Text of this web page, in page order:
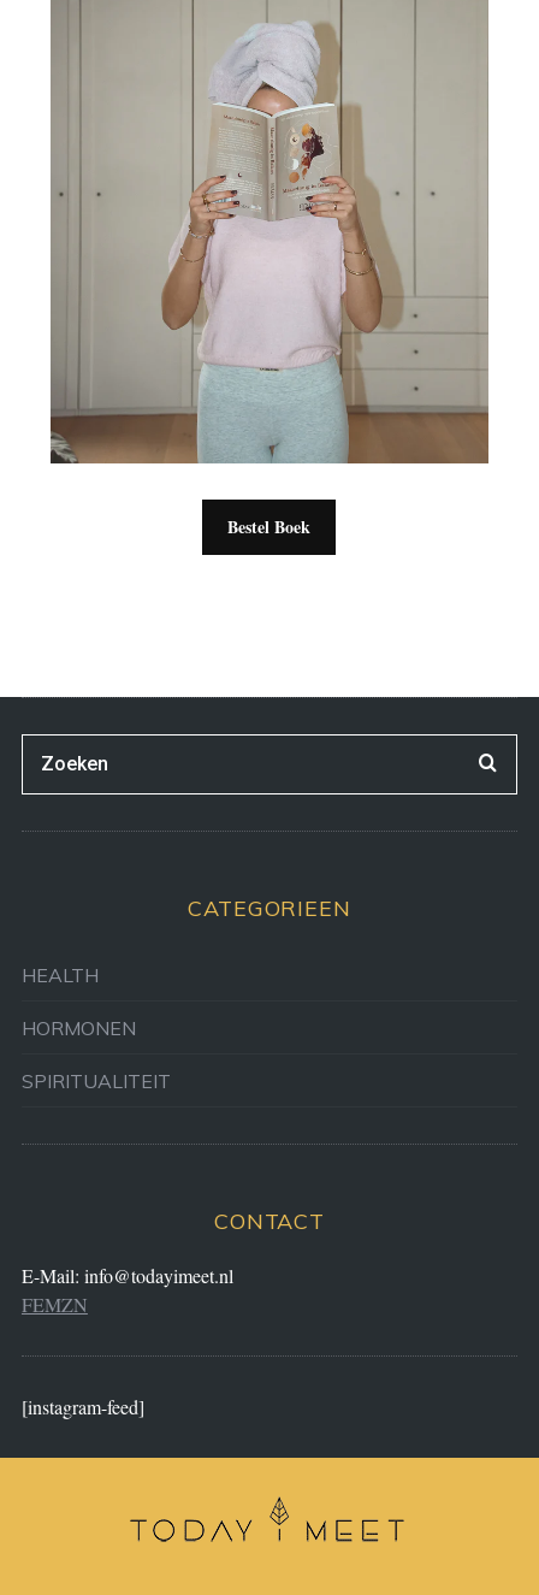
Bestel Boek
CATEGORIEEN
HEALTH
HORMONEN
SPIRITUALITEIT
CONTACT
E-Mail: info@todayimeet.nl
FEMZN
[instagram-feed]